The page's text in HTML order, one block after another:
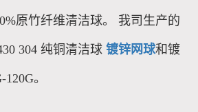
原竹纤维清洁球。 我司生产的
304 纯铜清洁球 镀锌网球和镀
。